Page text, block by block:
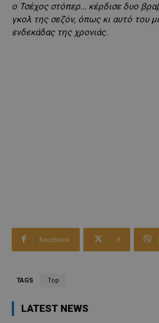
ο Τσέχος στόπερ… κέρδισε δυο
γκολ της σεζόν, όπως κι αυτό του
ενδεκάδας της χρονιάς.
Facebook X
TAGS Top
LATEST NEWS